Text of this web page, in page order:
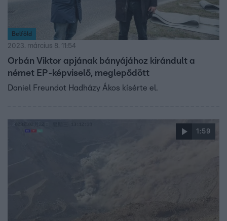
Belföld
2023. március 8. 11:54
Orbán Viktor apjának bányájához kirándult a
német EP-képviselő, meglepődött
Daniel Freundot Hadházy Ákos kísérte el.
1:59